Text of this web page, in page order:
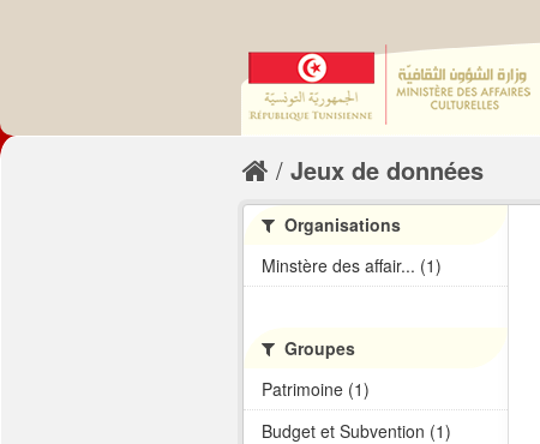
Jeux de données
Organisations
Minstère des affair... (1)
Groupes
Patrimoine (1)
Budget et Subvention (1)